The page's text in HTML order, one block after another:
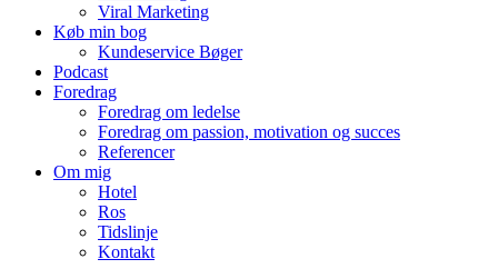
Viral Marketing
Køb min bog
Kundeservice Bøger
Podcast
Foredrag
Foredrag om ledelse
Foredrag om passion, motivation og succes
Referencer
Om mig
Hotel
Ros
Tidslinje
Kontakt